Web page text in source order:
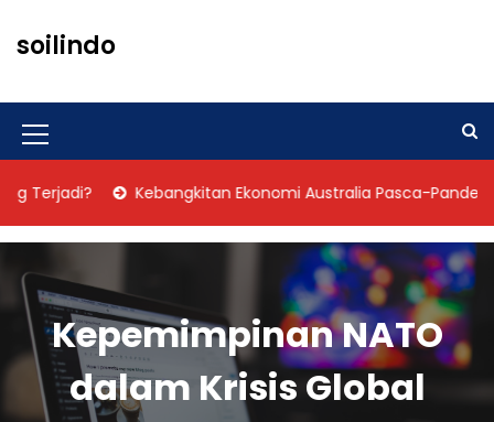
t
c
t
soilindo
M
e
n
I
c
o
n
Kebangkitan Ekonomi Australia Pasca-Pandemi
Kepemimpinan NATO
dalam Krisis Global
i